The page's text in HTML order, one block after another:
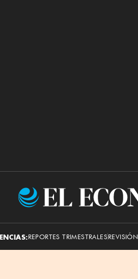
El
REPORTES TRIMESTRALES